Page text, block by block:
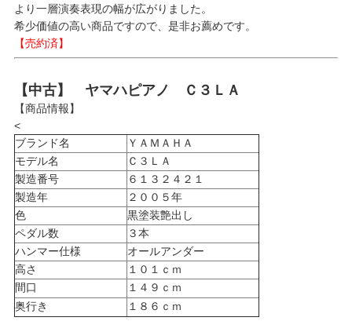
より一層演奏表現の幅が広がりました。
希少価値の高い商品ですので、是非お薦めです。
【売約済】
【中古】 ヤマハピアノ Ｃ３ＬＡ
【商品情報】
<
ブランド名
ＹＡＭＡＨＡ
モデル名
Ｃ３ＬＡ
製造番号
６１３２４２１
製造年
２００５年
色
黒塗装艶出し
ペダル数
３本
ハンマー仕様
オールアンダー
高さ
１０１ｃｍ
間口
１４９ｃｍ
奥行き
１８６ｃｍ